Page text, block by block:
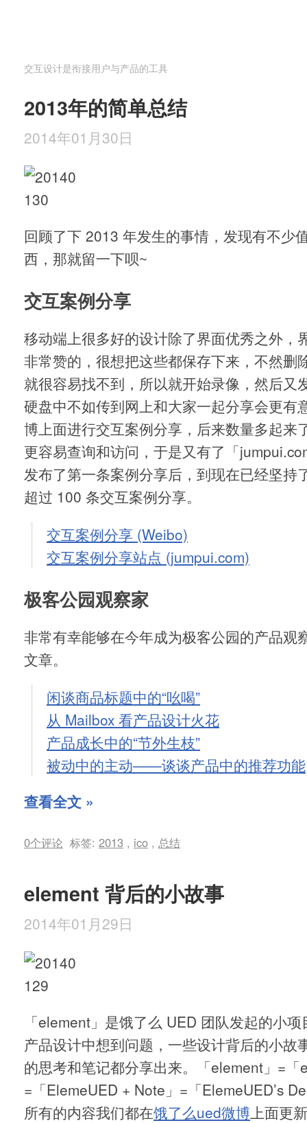
交互设计是衔接用户与产品的工具
2013年的简单总结
2014年01月30日
回顾了下 2013 年发生的事情，发现有不少
西，那就留一下呗~
交互案例分享
移动端上很多好的设计除了界面优秀之外，
非常赞的，很想把这些都保存下来，不然删
就很容易找不到，所以就开始录像，然后又
硬盘中不如传到网上和大家一起分享会更有
博上面进行交互案例分享，后来数量多起来
更容易查询和访问，于是又有了「
发布了第一条案例分享后，到现在已经坚持
超过 100 条交互案例分享。
交互案例分享 (Weibo)
交互案例分享站点 (jumpui.com)
极客公园观察家
非常有幸能够在今年成为极客公园的产品观
文章。
闲谈商品标题中的“吆喝”
从 Mailbox 看产品设计火花
产品成长中的“节外生枝”
被动中的主动——谈谈产品中的推荐功能
查看全文 »
0个评论 标签: 2013 , ico , 总结
element 背后的小故事
2014年01月29日
「element」是饿了么 UED 团队发起的小
产品设计中想到问题，一些设计背后的小故
的思考和笔记都分享出来。「element」=「
=「ElemeUED + Note」=「ElemeUED’s
所有的内容我们都在饿了么ued微博上面更